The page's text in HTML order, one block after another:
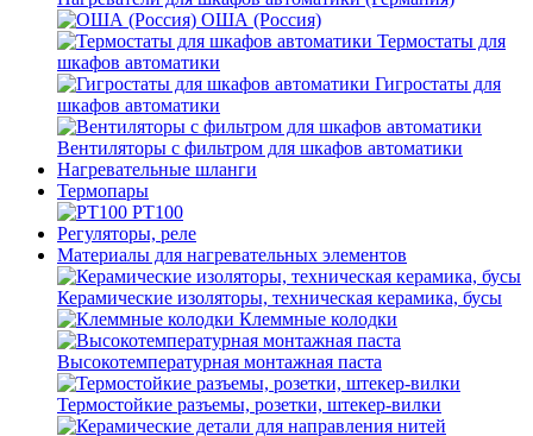
ОША (Россия)
Термостаты для
шкафов автоматики
Гигростаты для
шкафов автоматики
Вентиляторы с фильтром для шкафов автоматики
Нагревательные шланги
Термопары
PT100
Регуляторы, реле
Материалы для нагревательных элементов
Керамические изоляторы, техническая керамика, бусы
Клеммные колодки
Высокотемпературная монтажная паста
Термостойкие разъемы, розетки, штекер-вилки